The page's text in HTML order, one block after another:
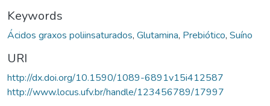
Keywords
Ácidos graxos poliinsaturados, Glutamina, Prebiótico, Suíno
URI
http://dx.doi.org/10.1590/1089-6891v15i412587
http://www.locus.ufv.br/handle/123456789/17997